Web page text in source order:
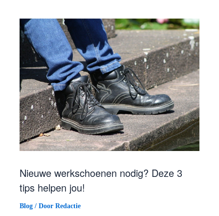
Nieuwe werkschoenen nodig? Deze 3
tips helpen jou!
Blog / Door Redactie